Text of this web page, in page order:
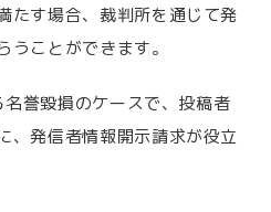
たす場合、裁判所を通じて発
ことができます。
誉毀損のケースで、投稿者
、発信者情報開示請求が役立